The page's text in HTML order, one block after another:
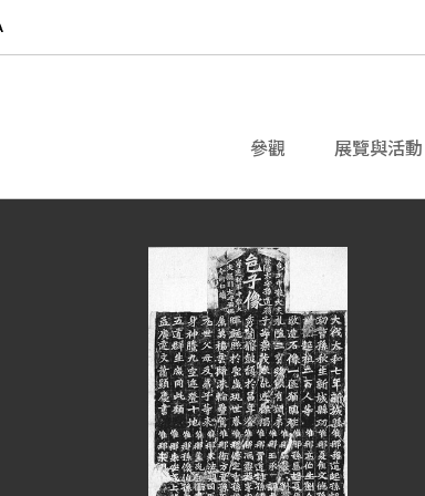
參觀 展覽與活動